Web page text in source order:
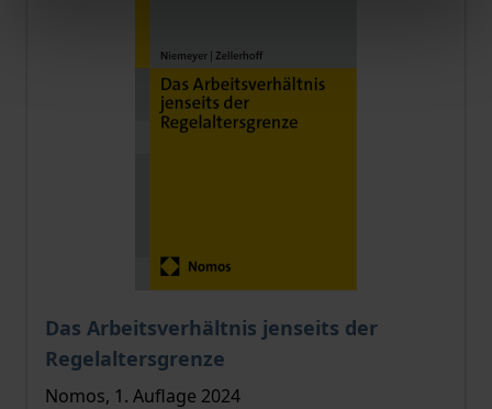
Das Arbeitsverhältnis jenseits der
Regelaltersgrenze
Der Preis dieses Titels richtet sich nach der
Nomos, 1. Auflage 2024